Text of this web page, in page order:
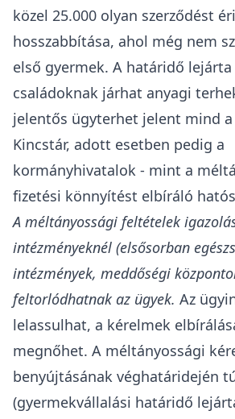
közel 25.000 olyan szerződést
hosszabbítása, ahol még nem
első gyermek. A határidő lejárta
családoknak járhat anyagi
jelentős ügyterhet jelent mind
Kincstár, adott esetben pedig a
kormányhivatalok - mint a
fizetési könnyítést elbíráló
A méltányossági feltételek
intézményeknél (elsősorban
intézmények, meddőségi
feltorlódhatnak az ügyek. Az
lelassulhat, a kérelmek
megnőhet. A méltányossági
benyújtásának véghatáridején
(gyermekvállalási határidő